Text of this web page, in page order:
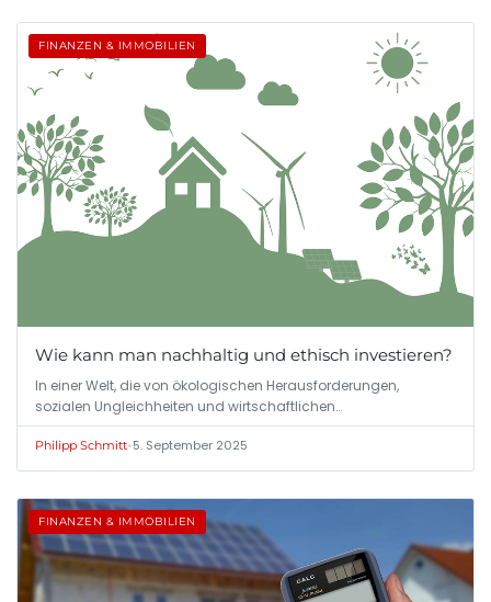
FINANZEN & IMMOBILIEN
Wie kann man nachhaltig und ethisch investieren?
In einer Welt, die von ökologischen Herausforderungen,
sozialen Ungleichheiten und wirtschaftlichen…
Philipp Schmitt•5. September 2025
FINANZEN & IMMOBILIEN